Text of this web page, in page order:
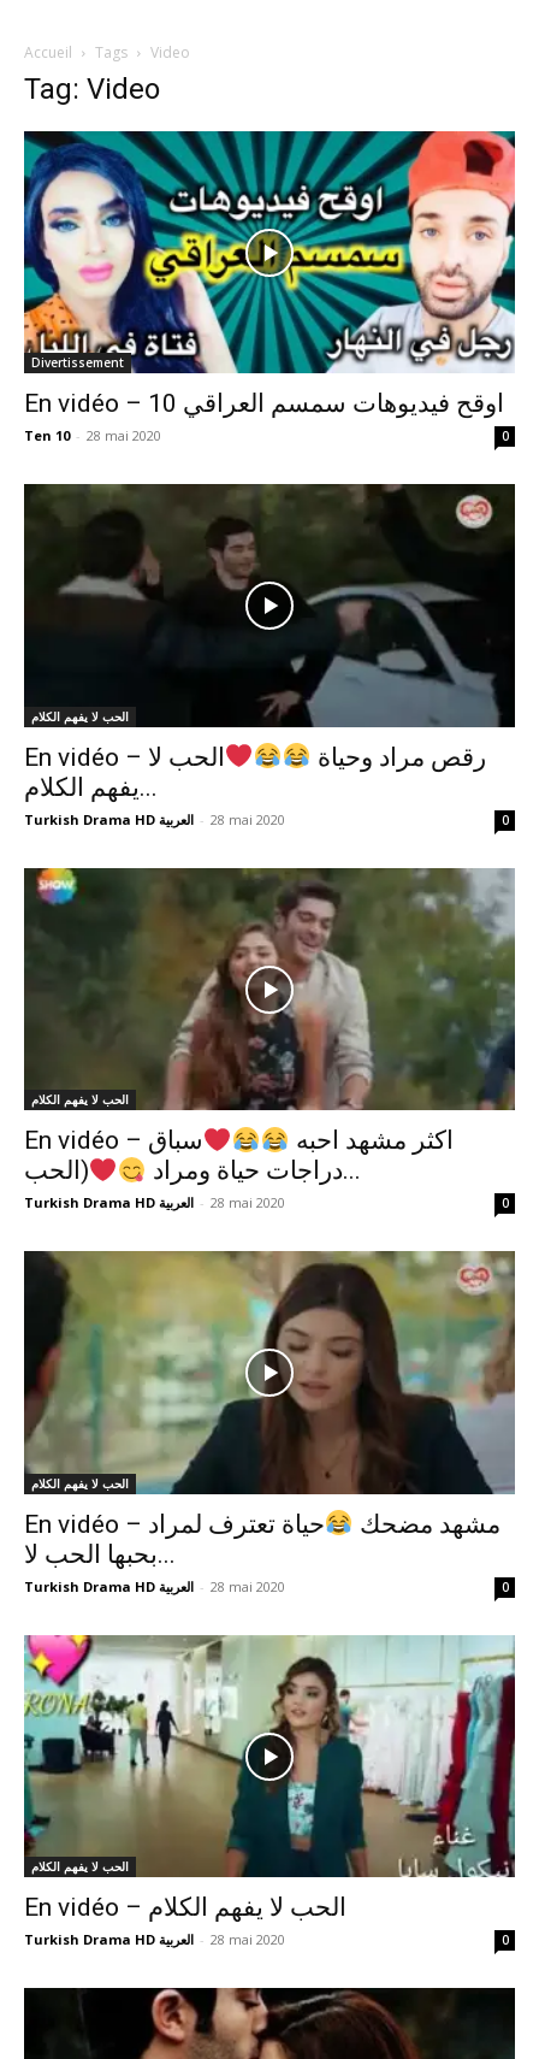
Accueil Tags Video
Tag: Video
Divertissement
En vidéo – 10 اوقح فيديوهات سمسم العراقي
Ten 10 - 28 mai 2020 0
الحب لا يفهم الكلام
En vidéo – رقص مراد وحياة
الحب لا
يفهم الكلام...
Turkish Drama HD العربية - 28 mai 2020 0
الحب لا يفهم الكلام
En vidéo – اكثر مشهد احبه
سباق
دراجات حياة ومراد(الحب...
Turkish Drama HD العربية - 28 mai 2020 0
الحب لا يفهم الكلام
En vidéo – مشهد مضحك
حياة تعترف لمراد
بحبها الحب لا...
Turkish Drama HD العربية - 28 mai 2020 0
الحب لا يفهم الكلام
En vidéo – الحب لا يفهم الكلام
Turkish Drama HD العربية - 28 mai 2020 0